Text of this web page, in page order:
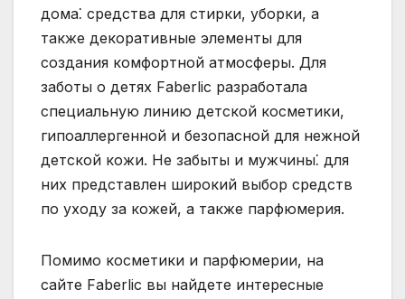
дома⁚ средства для стирки, уборки, а
также декоративные элементы для
создания комфортной атмосферы. Для
заботы о детях Faberlic разработала
специальную линию детской косметики,
гипоаллергенной и безопасной для нежной
детской кожи. Не забыты и мужчины⁚ для
них представлен широкий выбор средств
по уходу за кожей, а также парфюмерия.
Помимо косметики и парфюмерии, на
сайте Faberlic вы найдете интересные